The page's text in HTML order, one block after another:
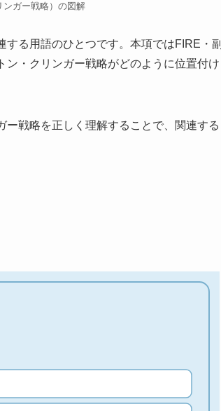
ンガー戦略）の図解
る用語のひとつです。本項ではFIRE・副
・クリンガー戦略がどのように位置付け
戦略を正しく理解することで、関連する